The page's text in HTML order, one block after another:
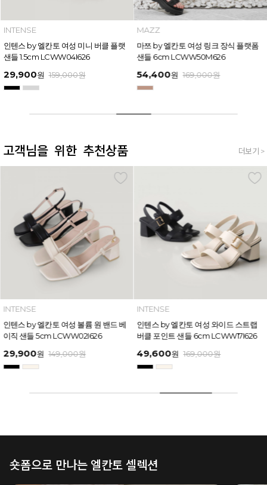
INTENSE
인텐스 by 엘칸토 여성 미니 버클 플랫
샌들 1.5cm LCWW04I626
29,900원 159,000원
MAZZ
마쯔 by 엘칸토 여성 링크 장식 플랫폼
샌들 6cm LCWW50M626
54,400원 169,000원
고객님을 위한 추천상품 더보기 >
INTENSE
인텐스 by 엘칸토 여성 볼륨 원 밴드 베
이직 샌들 5cm LCWW02I626
29,900원 149,000원
INTENSE
인텐스 by 엘칸토 여성 와이드 스트랩
버클 포인트 샌들 6cm LCWW17I626
49,600원 169,000원
숏폼으로 만나는 엘칸토 셀렉션